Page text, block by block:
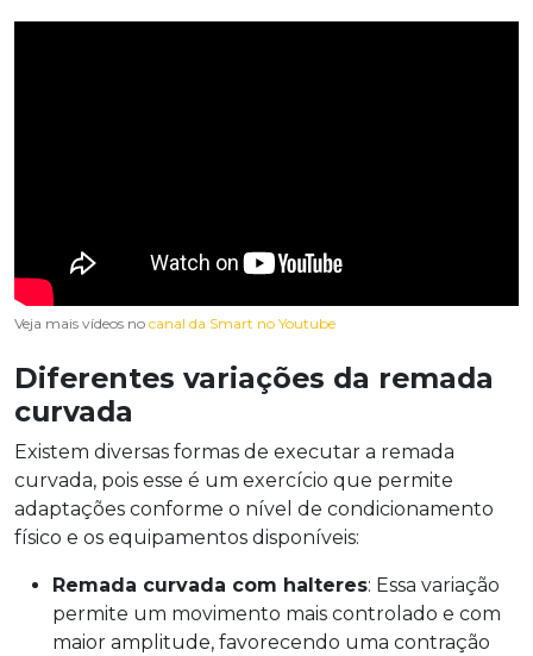
Veja mais vídeos no canal da Smart no Youtube
Diferentes variações da remada
curvada
Existem diversas formas de executar a remada
curvada, pois esse é um exercício que permite
adaptações conforme o nível de condicionamento
físico e os equipamentos disponíveis:
Remada curvada com halteres: Essa variação
permite um movimento mais controlado e com
maior amplitude, favorecendo uma contração